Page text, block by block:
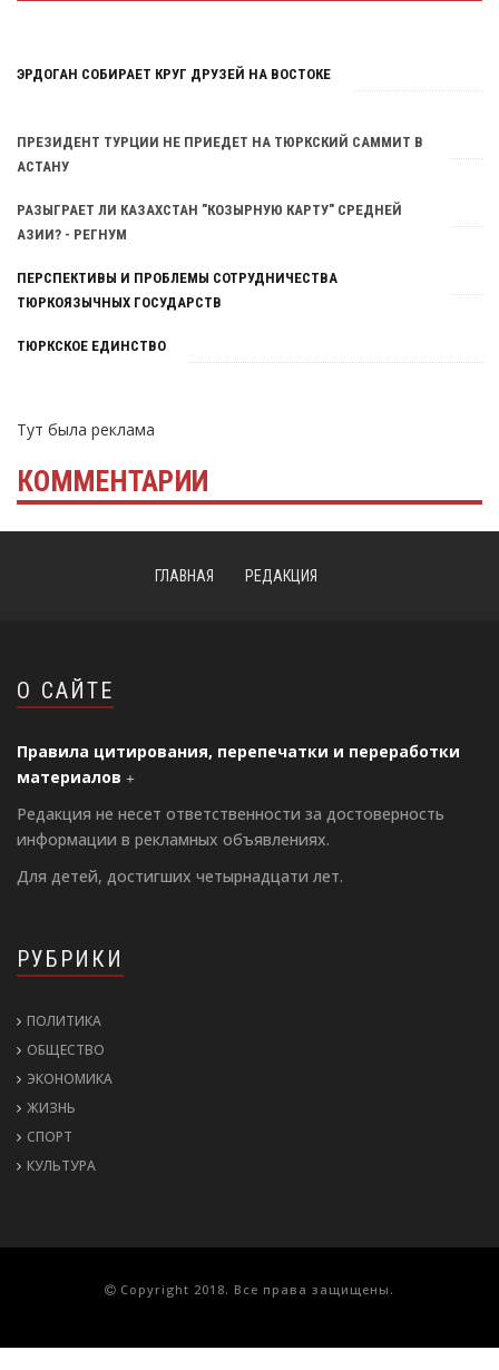
Тут была реклама
ЭРДОГАН СОБИРАЕТ КРУГ ДРУЗЕЙ НА ВОСТОКЕ
ПРЕЗИДЕНТ ТУРЦИИ НЕ ПРИЕДЕТ НА ТЮРКСКИЙ САММИТ В
АСТАНУ
РАЗЫГРАЕТ ЛИ КАЗАХСТАН "КОЗЫРНУЮ КАРТУ" СРЕДНЕЙ
АЗИИ? - РЕГНУМ
ПЕРСПЕКТИВЫ И ПРОБЛЕМЫ СОТРУДНИЧЕСТВА
ТЮРКОЯЗЫЧНЫХ ГОСУДАРСТВ
ТЮРКСКОЕ ЕДИНСТВО
Тут была реклама
КОММЕНТАРИИ
ГЛАВНАЯ РЕДАКЦИЯ
О САЙТЕ
Правила цитирования, перепечатки и переработки
материалов
Редакция не несет ответственности за достоверность
информации в рекламных объявлениях.
Для детей, достигших четырнадцати лет.
РУБРИКИ
ПОЛИТИКА
ОБЩЕСТВО
ЭКОНОМИКА
ЖИЗНЬ
СПОРТ
КУЛЬТУРА
Copyright 2018. Все права защищены.